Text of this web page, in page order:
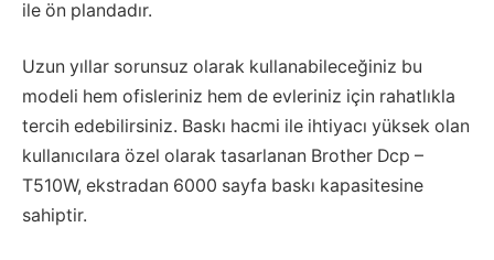
ile ön plandadır.
Uzun yıllar sorunsuz olarak kullanabileceğiniz bu
modeli hem ofisleriniz hem de evleriniz için rahatlıkla
tercih edebilirsiniz. Baskı hacmi ile ihtiyacı yüksek olan
kullanıcılara özel olarak tasarlanan Brother Dcp –
T510W, ekstradan 6000 sayfa baskı kapasitesine
sahiptir.